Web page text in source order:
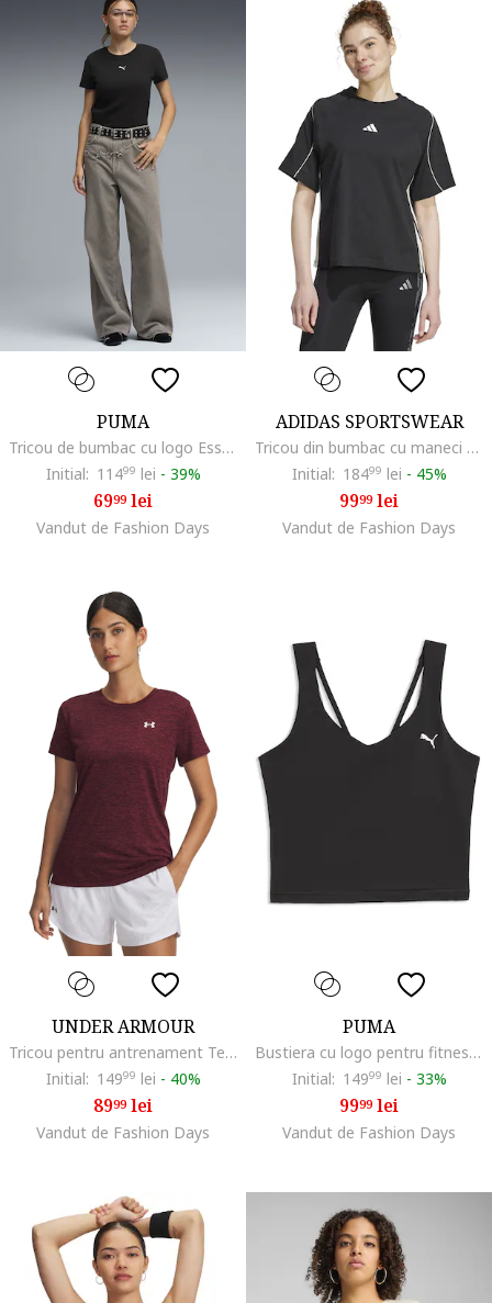
PUMA
Tricou de bumbac cu logo Essentials, Negru
Initial: 11499 lei - 39%
6999lei
Vandut de Fashion Days
ADIDAS SPORTSWEAR
Tricou din bumbac cu maneci raglan Stadium, Negru/Alb murdar
Initial: 18499 lei - 45%
9999lei
Vandut de Fashion Days
UNDER ARMOUR
Tricou pentru antrenament Tech™ Twist, Visiniu
Initial: 14999 lei - 40%
8999lei
Vandut de Fashion Days
PUMA
Bustiera cu logo pentru fitness Strong, Negru
Initial: 14999 lei - 33%
9999lei
Vandut de Fashion Days